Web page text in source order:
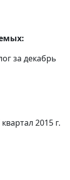
за декабрь
2015 г.